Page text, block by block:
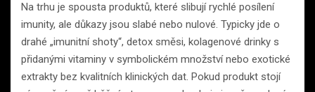
Na trhu je spousta produktů, které slibují rychlé posílení
imunity, ale důkazy jsou slabé nebo nulové. Typicky jde o
drahé „imunitní shoty“, detox směsi, kolagenové drinky s
přidanými vitaminy v symbolickém množství nebo exotické
extrakty bez kvalitních klinických dat. Pokud produkt stojí